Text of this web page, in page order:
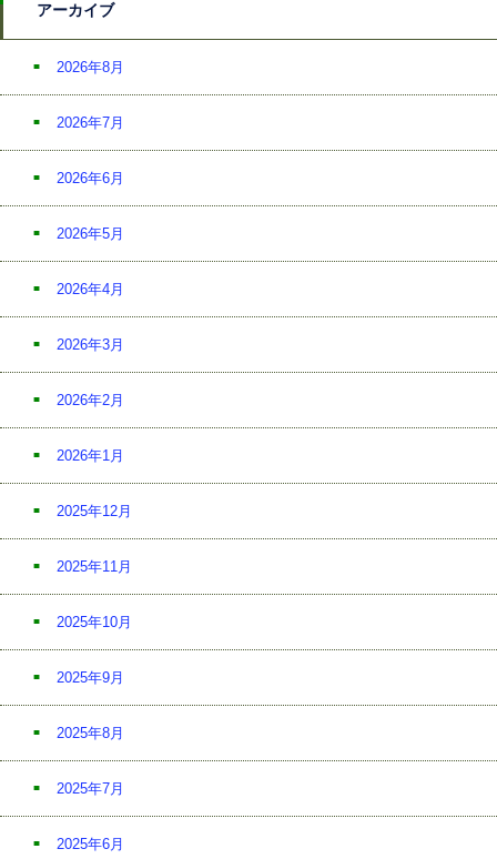
アーカイブ
2026年8月
2026年7月
2026年6月
2026年5月
2026年4月
2026年3月
2026年2月
2026年1月
2025年12月
2025年11月
2025年10月
2025年9月
2025年8月
2025年7月
2025年6月